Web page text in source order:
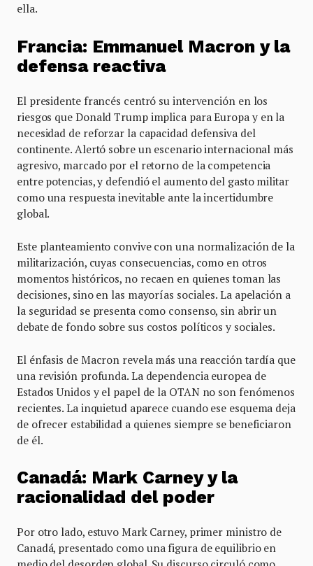
ella.
Francia: Emmanuel Macron y la
defensa reactiva
El presidente francés centró su intervención en los
riesgos que Donald Trump implica para Europa y en la
necesidad de reforzar la capacidad defensiva del
continente. Alertó sobre un escenario internacional más
agresivo, marcado por el retorno de la competencia
entre potencias, y defendió el aumento del gasto militar
como una respuesta inevitable ante la incertidumbre
global.
Este planteamiento convive con una normalización de la
militarización, cuyas consecuencias, como en otros
momentos históricos, no recaen en quienes toman las
decisiones, sino en las mayorías sociales. La apelación a
la seguridad se presenta como consenso, sin abrir un
debate de fondo sobre sus costos políticos y sociales.
El énfasis de Macron revela más una reacción tardía que
una revisión profunda. La dependencia europea de
Estados Unidos y el papel de la OTAN no son fenómenos
recientes. La inquietud aparece cuando ese esquema deja
de ofrecer estabilidad a quienes siempre se beneficiaron
de él.
Canadá: Mark Carney y la
racionalidad del poder
Por otro lado, estuvo Mark Carney, primer ministro de
Canadá, presentado como una figura de equilibrio en